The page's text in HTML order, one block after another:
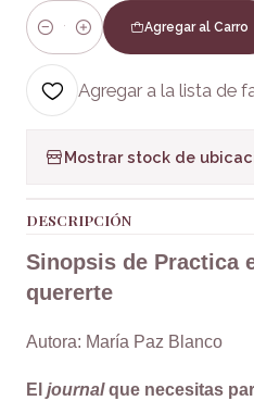
Cantidad
Agregar al Carro
Agregar a la lista de
Mostrar stock de
DESCRIPCIÓN
Sinopsis de Practica
quererte
Autora: María Paz Blanco
El journalque necesitas